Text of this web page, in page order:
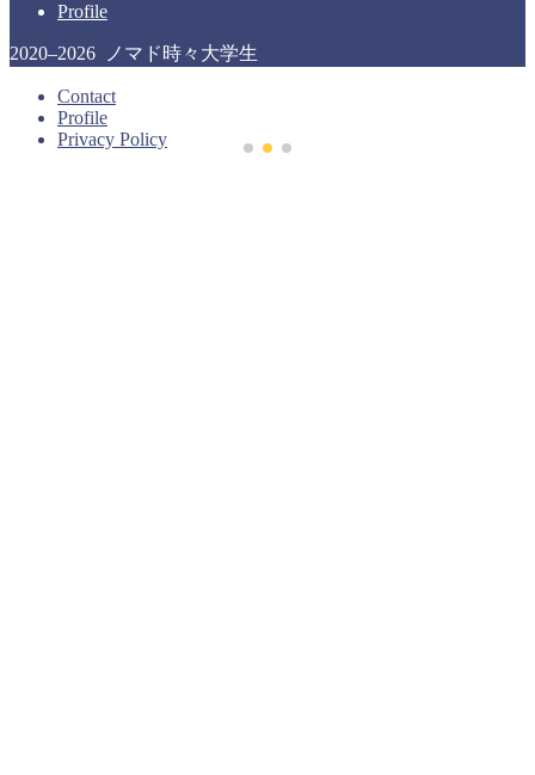
Profile
2020–2026 ノマド時々大学生
Contact
Profile
Privacy Policy